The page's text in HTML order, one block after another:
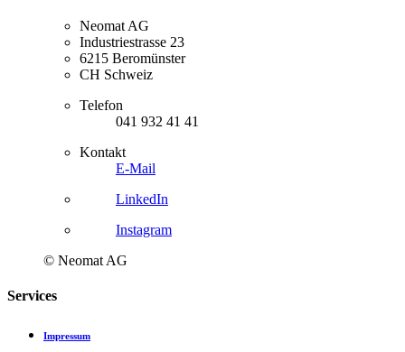
Neomat AG
Industriestrasse 23
6215 Beromünster
CH Schweiz
Telefon
041 932 41 41
Kontakt
E-Mail
LinkedIn
Instagram
© Neomat AG
Services
Impressum